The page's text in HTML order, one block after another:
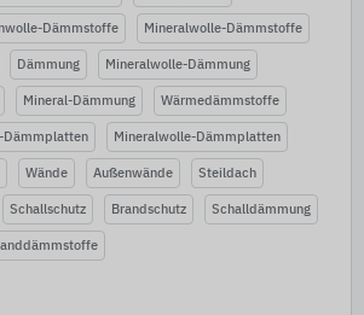
Dämmstoffe Mineralwolle-Dämmstoffe
Dämmung Mineralwolle-Dämmung
Mineral-Dämmung Wärmedämmstoffe
Dämmplatten Mineralwolle-Dämmplatten
Wände Außenwände Steildach
Schallschutz Brandschutz Schalldämmung